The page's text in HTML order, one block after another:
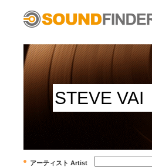
アーティスト Artist